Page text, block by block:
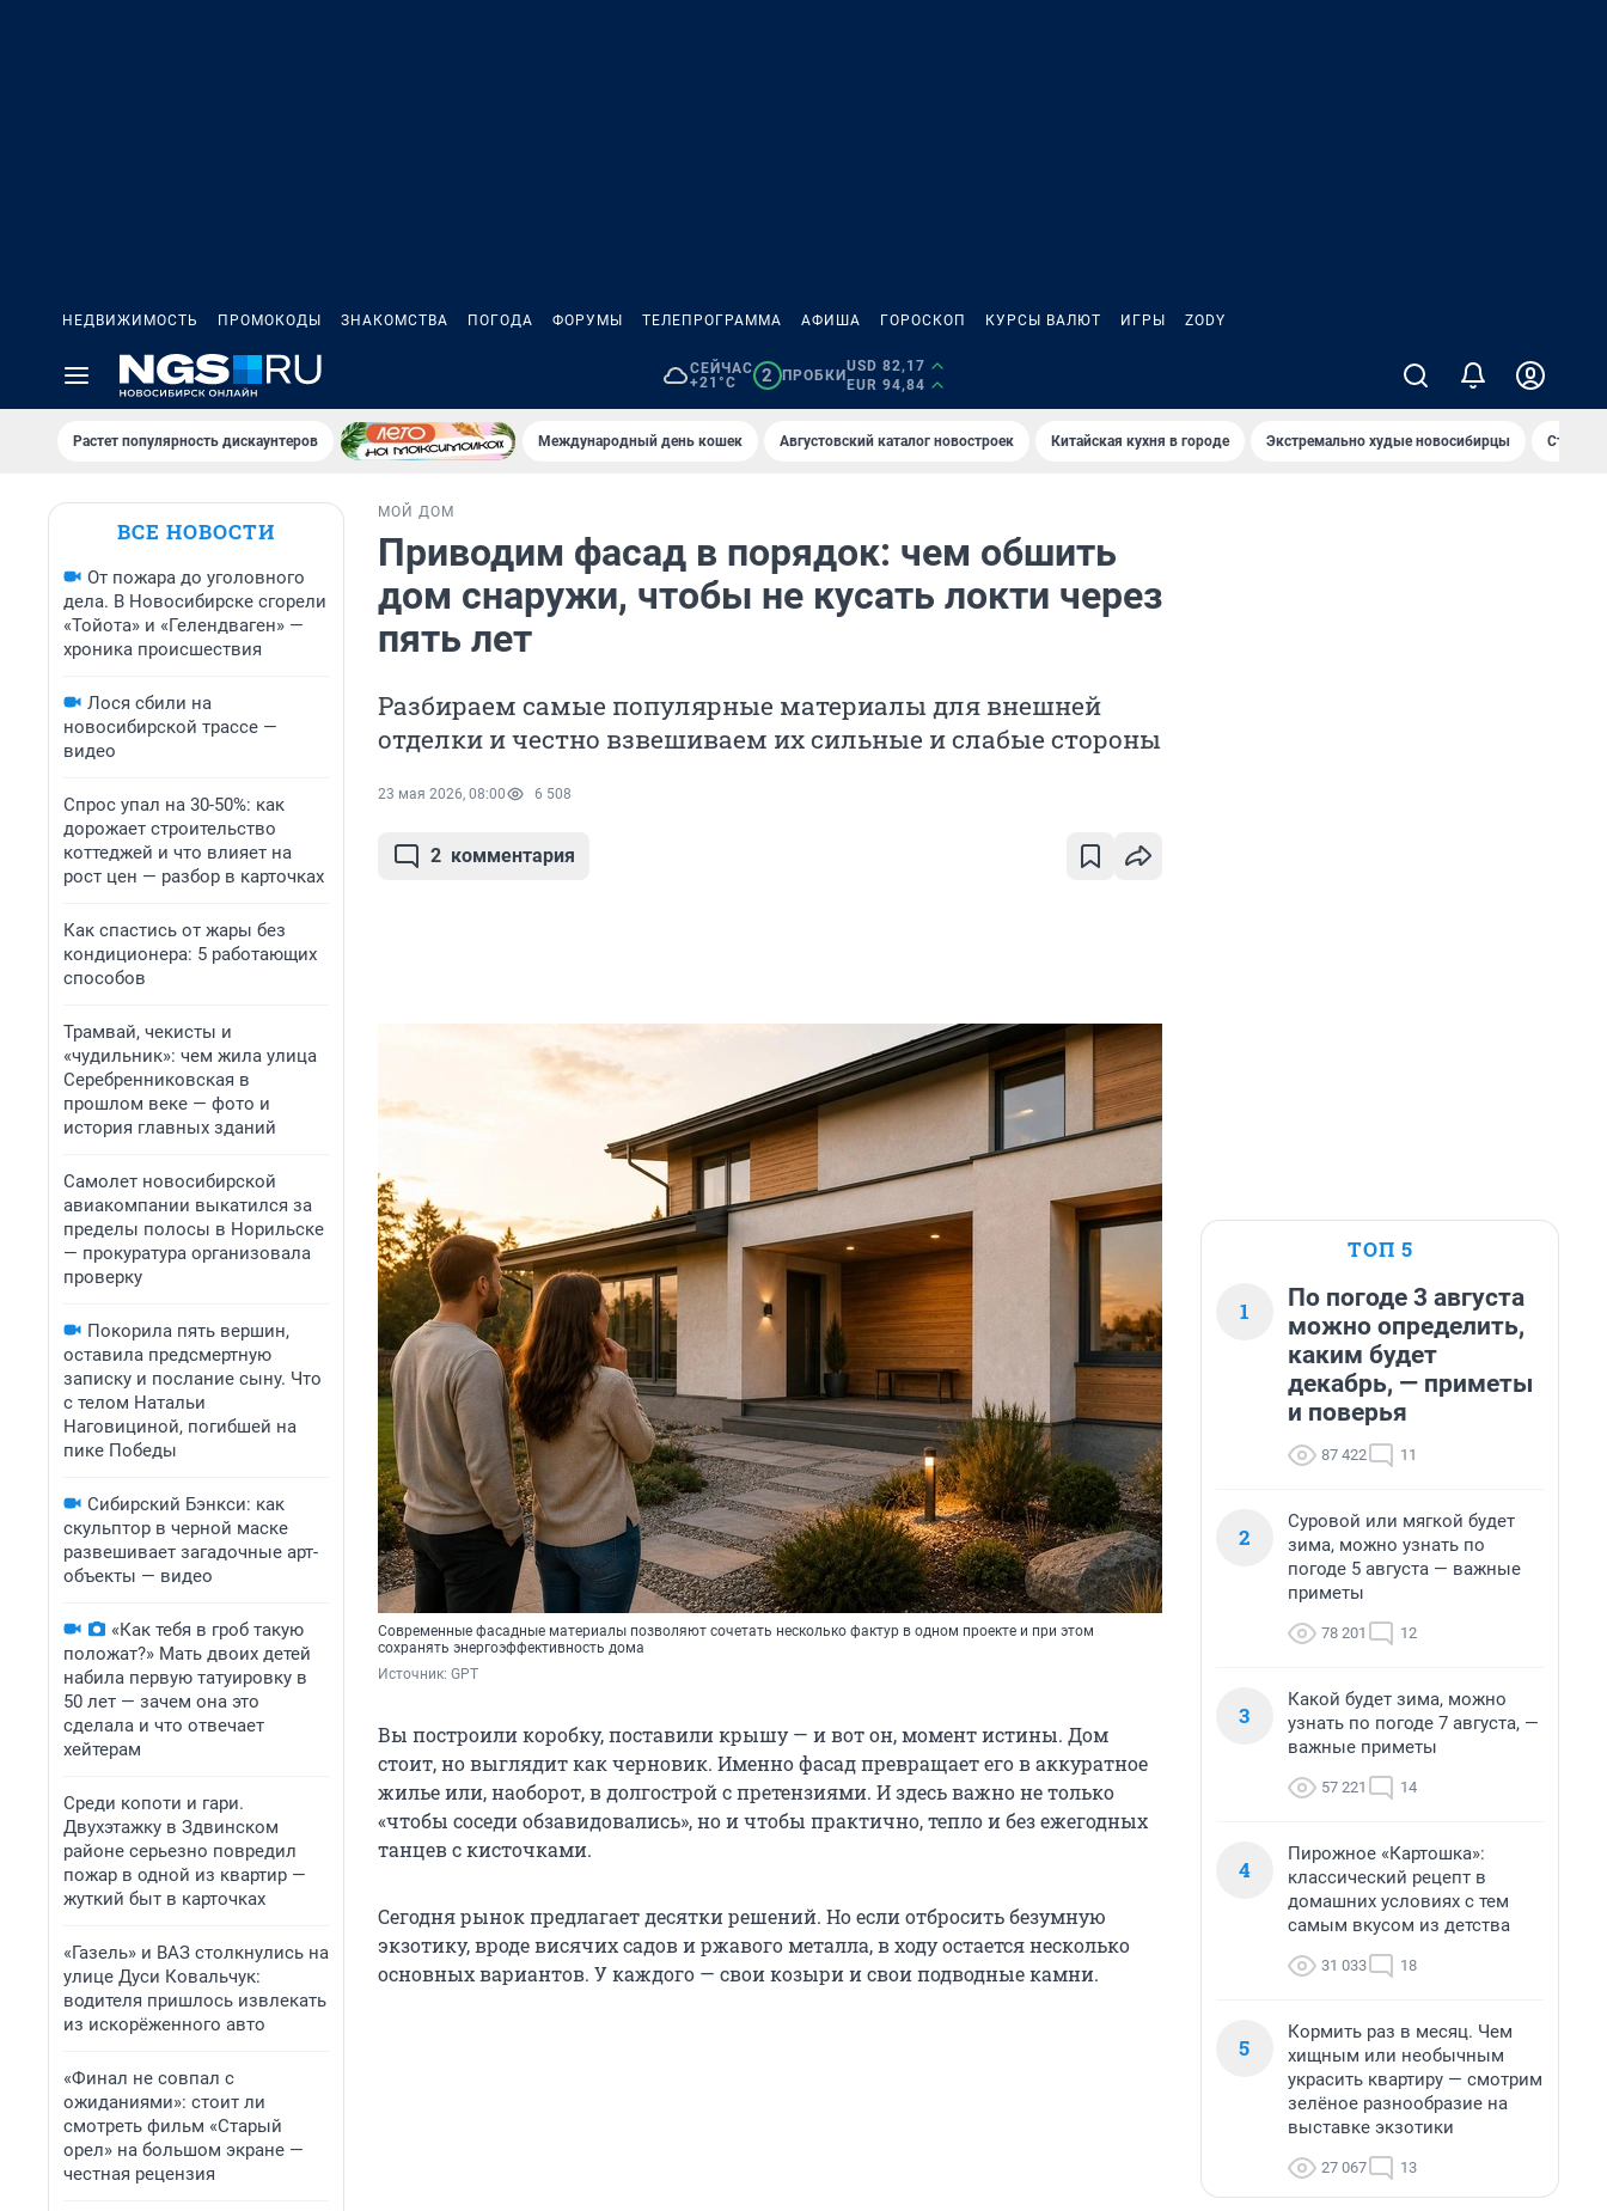
НЕДВИЖИМОСТЬ ПРОМОКОДЫ ЗНАКОМСТВА ПОГОДА ФОРУМЫ ТЕЛЕПРОГРАММА АФИША ГОРОСКОП КУРСЫ ВАЛЮТ ИГРЫ ZODY
СЕЙЧАС
+21°C
2 ПРОБКИ
USD 82,17
EUR 94,84
Растет популярность дискаунтеров Международный день кошек Августовский каталог новостроек Китайская кухня в городе Экстремально худые новосибирцы Старт
ВСЕ НОВОСТИ
От пожара до уголовного
дела. В Новосибирске сгорели
«Тойота» и «Гелендваген» —
хроника происшествия
Лося сбили на
новосибирской трассе —
видео
Спрос упал на 30-50%: как
дорожает строительство
коттеджей и что влияет на
рост цен — разбор в карточках
Как спастись от жары без
кондиционера: 5 работающих
способов
Трамвай, чекисты и
«чудильник»: чем жила улица
Серебренниковская в
прошлом веке — фото и
история главных зданий
Самолет новосибирской
авиакомпании выкатился за
пределы полосы в Норильске
— прокуратура организовала
проверку
Покорила пять вершин,
оставила предсмертную
записку и послание сыну. Что
с телом Натальи
Наговициной, погибшей на
пике Победы
Сибирский Бэнкси: как
скульптор в черной маске
развешивает загадочные арт-
объекты — видео
«Как тебя в гроб такую
положат?» Мать двоих детей
набила первую татуировку в
50 лет — зачем она это
сделала и что отвечает
хейтерам
Среди копоти и гари.
Двухэтажку в Здвинском
районе серьезно повредил
пожар в одной из квартир —
жуткий быт в карточках
«Газель» и ВАЗ столкнулись на
улице Дуси Ковальчук:
водителя пришлось извлекать
из искорёженного авто
«Финал не совпал с
ожиданиями»: стоит ли
смотреть фильм «Старый
орел» на большом экране —
честная рецензия
МОЙ ДОМ
Приводим фасад в порядок: чем обшить
дом снаружи, чтобы не кусать локти через
пять лет
Разбираем самые популярные материалы для внешней
отделки и честно взвешиваем их сильные и слабые стороны
23 мая 2026, 08:00 6 508
2 комментария
Современные фасадные материалы позволяют сочетать несколько фактур в одном проекте и при этом
сохранять энергоэффективность дома
Источник: GPT
Вы построили коробку, поставили крышу — и вот он, момент истины. Дом
стоит, но выглядит как черновик. Именно фасад превращает его в аккуратное
жилье или, наоборот, в долгострой с претензиями. И здесь важно не только
«чтобы соседи обзавидовались», но и чтобы практично, тепло и без ежегодных
танцев с кисточками.
Сегодня рынок предлагает десятки решений. Но если отбросить безумную
экзотику, вроде висячих садов и ржавого металла, в ходу остается несколько
основных вариантов. У каждого — свои козыри и свои подводные камни.
ТОП 5
1
По погоде 3 августа
можно определить,
каким будет
декабрь, — приметы
и поверья
87 422 11
2
Суровой или мягкой будет
зима, можно узнать по
погоде 5 августа — важные
приметы
78 201 12
3
Какой будет зима, можно
узнать по погоде 7 августа, —
важные приметы
57 221 14
4
Пирожное «Картошка»:
классический рецепт в
домашних условиях с тем
самым вкусом из детства
31 033 18
5
Кормить раз в месяц. Чем
хищным или необычным
украсить квартиру — смотрим
зелёное разнообразие на
выставке экзотики
27 067 13